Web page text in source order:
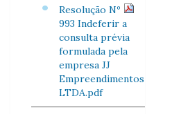
Resolução Nº
993 Indeferir a
consulta prévia
formulada pela
empresa JJ
Empreendimentos
LTDA.pdf